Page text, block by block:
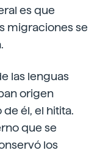
es que
migraciones se
las lenguas
origen
él, el hitita.
que se
los